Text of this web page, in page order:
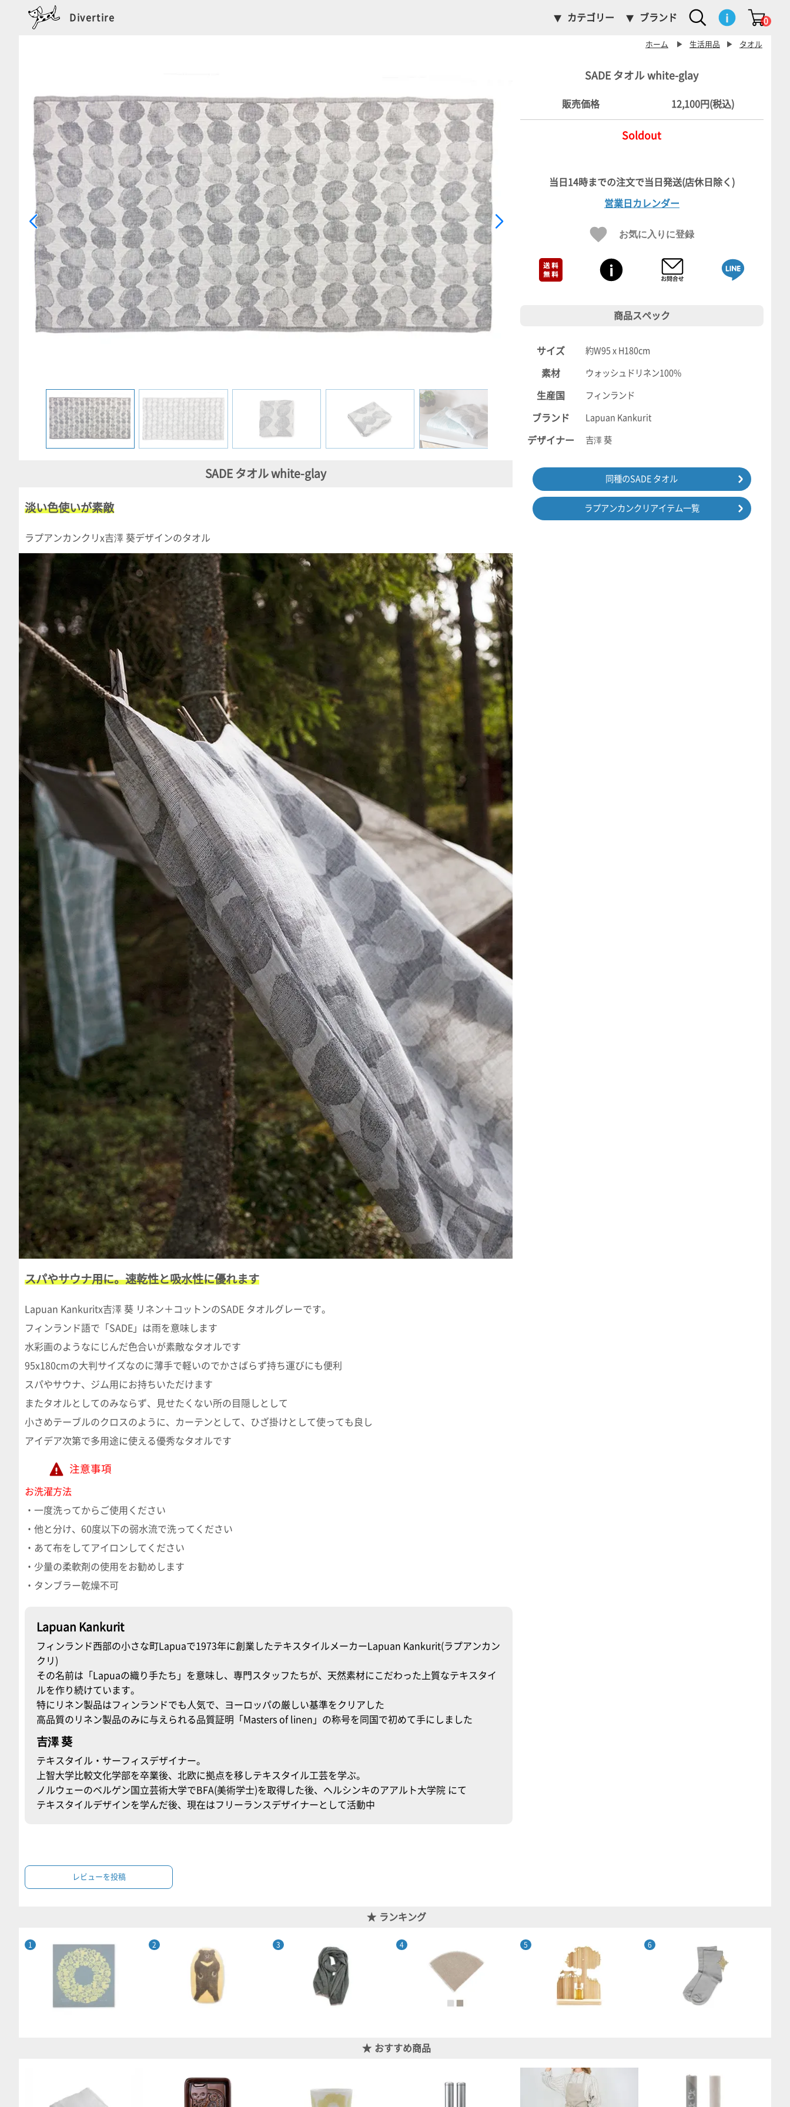
Divertire カテゴリー ブランド 0
ホーム ▶ 生活用品 ▶ タオル
SADE タオル white-glay
販売価格 12,100円(税込)
Soldout
営業日カレンダー
お気に入りに登録
SADE タオル white-glay
淡い色使いが素敵
ラプアンカンクリx吉澤 葵デザインのタオル
スパやサウナ用に。速乾性と吸水性に優れます
Lapuan Kankuritx吉澤 葵 リネン＋コットンのSADE タオルグレーです。
フィンランド語で「SADE」は雨を意味します
水彩画のようなにじんだ色合いが素敵なタオルです
95x180cmの大判サイズなのに薄手で軽いのでかさばらず持ち運びにも便利
スパやサウナ、ジム用にお持ちいただけます
またタオルとしてのみならず、見せたくない所の目隠しとして
小さめテーブルのクロスのように、カーテンとして、ひざ掛けとして使っても良し
アイデア次第で多用途に使える優秀なタオルです
注意事項
お洗濯方法
・一度洗ってからご使用ください
・他と分け、60度以下の弱水流で洗ってください
・あて布をしてアイロンしてください
・少量の柔軟剤の使用をお勧めします
・タンブラー乾燥不可
Lapuan Kankurit
フィンランド西部の小さな町Lapuaで1973年に創業したテキスタイルメーカーLapuan Kankurit(ラプアンカン
クリ)
その名前は「Lapuaの織り手たち」を意味し、専門スタッフたちが、天然素材にこだわった上質なテキスタイ
ルを作り続けています。
特にリネン製品はフィンランドでも人気で、ヨーロッパの厳しい基準をクリアした
高品質のリネン製品のみに与えられる品質証明「Masters of linen」の称号を同国で初めて手にしました
吉澤 葵
テキスタイル・サーフィスデザイナー。
上智大学比較文化学部を卒業後、北欧に拠点を移しテキスタイル工芸を学ぶ。
ノルウェーのベルゲン国立芸術大学でBFA(美術学士)を取得した後、ヘルシンキのアアルト大学院 にて
テキスタイルデザインを学んだ後、現在はフリーランスデザイナーとして活動中
商品スペック
サイズ 約W95 x H180cm
素材 ウォッシュドリネン100%
生産国 フィンランド
ブランド Lapuan Kankurit
デザイナー 吉澤 葵
同種のSADE タオル
ラプアンカンクリアイテム一覧
レビューを投稿
ランキング
おすすめ商品